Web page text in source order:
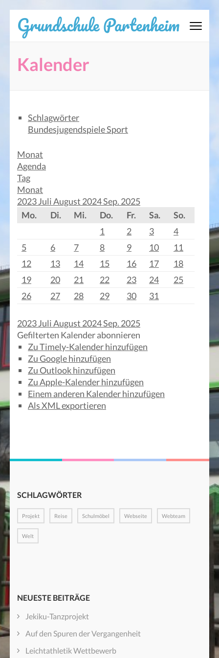
Inhalt
springen
drücken)
Grundschule Partenheim
Kalender
Schlagwörter
BundesjugendspieleSport
Monat
Agenda
Tag
Monat
2023JuliAugust 2024Sep. 2025
Mo.
Di. Mi. Do. Fr. Sa.
So.
1
2 3
4
5
6 7 8 9 10
11
12
13 14 15 16 17
18
19
20 21 22 23 24
25
26
27 28 29 30 31
2023JuliAugust 2024Sep. 2025
Gefilterten Kalender abonnieren
Zu Timely-Kalender hinzufügen
Zu Google hinzufügen
Zu Outlook hinzufügen
Zu Apple-Kalender hinzufügen
Einem anderen Kalender hinzufügen
Als XML exportieren
SCHLAGWÖRTER
Projekt Reise Schulmöbel Webseite Webteam
Welt
NEUESTE BEITRÄGE
Jekiku-Tanzprojekt
Auf den Spuren der Vergangenheit
Leichtathletik Wettbewerb